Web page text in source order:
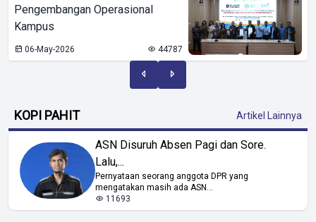
Pengembangan Operasional
Kampus
06-May-2026 44787
KOPI PAHIT Artikel Lainnya
ASN Disuruh Absen Pagi dan Sore.
Lalu,...
Pernyataan seorang anggota DPR yang
mengatakan masih ada ASN...
11693